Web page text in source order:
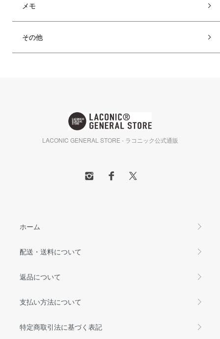
メモ
その他
LACONIC GENERAL STORE - ラコニック公式通販
ホーム
配送・送料について
返品について
支払い方法について
特定商取引法に基づく表記